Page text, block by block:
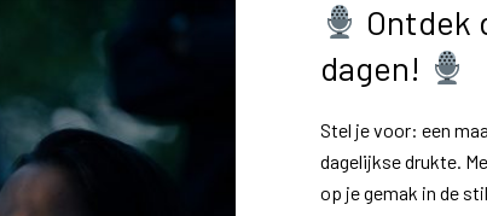
Ontdek
dagen!
Stel je voor: een
dagelijkse drukte.
op je gemak in de